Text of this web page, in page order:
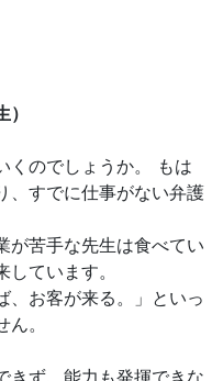
くのでしょうか。 もは
、すでに仕事がない弁護
が苦手な先生は食べてい
ています。
、お客が来る。」といっ
。
きず、能力も発揮できな